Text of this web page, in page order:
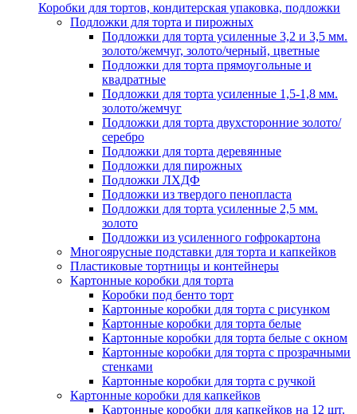
Коробки для тортов, кондитерская упаковка, подложки
Подложки для торта и пирожных
Подложки для торта усиленные 3,2 и 3,5 мм.
золото/жемчуг, золото/черный, цветные
Подложки для торта прямоугольные и
квадратные
Подложки для торта усиленные 1,5-1,8 мм.
золото/жемчуг
Подложки для торта двухсторонние золото/
серебро
Подложки для торта деревянные
Подложки для пирожных
Подложки ЛХДФ
Подложки из твердого пенопласта
Подложки для торта усиленные 2,5 мм.
золото
Подложки из усиленного гофрокартона
Многоярусные подставки для торта и капкейков
Пластиковые тортницы и контейнеры
Картонные коробки для торта
Коробки под бенто торт
Картонные коробки для торта с рисунком
Картонные коробки для торта белые
Картонные коробки для торта белые с окном
Картонные коробки для торта с прозрачными
стенками
Картонные коробки для торта с ручкой
Картонные коробки для капкейков
Картонные коробки для капкейков на 12 шт.